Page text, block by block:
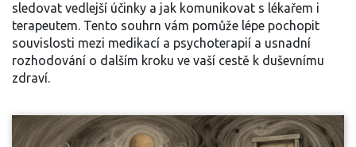
sledovat vedlejší účinky a jak komunikovat s lékařem i
terapeutem. Tento souhrn vám pomůže lépe pochopit
souvislosti mezi medikací a psychoterapií a usnadní
rozhodování o dalším kroku ve vaší cestě k duševnímu
zdraví.